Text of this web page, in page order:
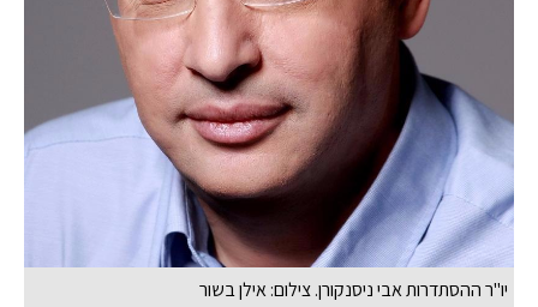
יו"ר ההסתדרות אבי ניסנקורן. צילום: אילן בשור